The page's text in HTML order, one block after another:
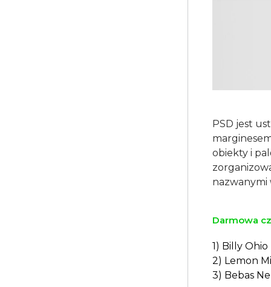
PSD jest
obiekty i
Darmowa
1) Billy Ohio
2) Lemon
3) Bebas